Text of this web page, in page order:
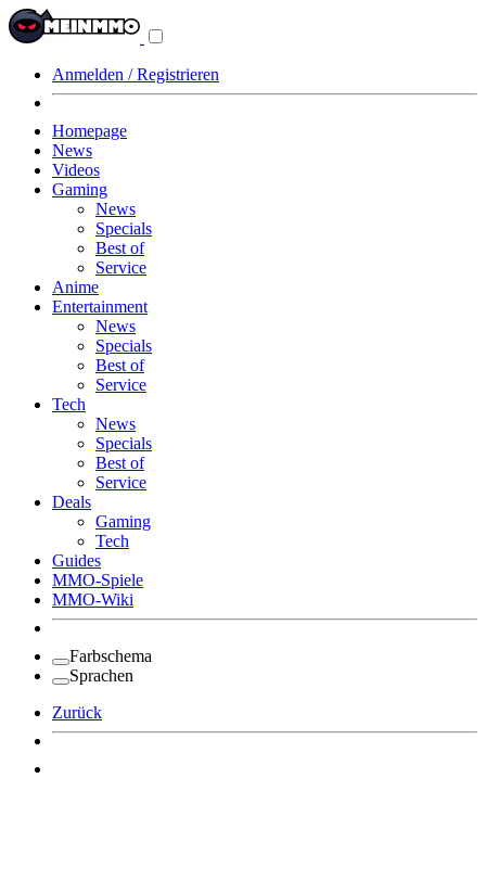
Anmelden / Registrieren
Homepage
News
Videos
Gaming
News
Specials
Best of
Service
Anime
Entertainment
News
Specials
Best of
Service
Tech
News
Specials
Best of
Service
Deals
Gaming
Tech
Guides
MMO-Spiele
MMO-Wiki
Farbschema
Sprachen
Zurück